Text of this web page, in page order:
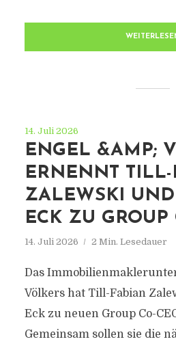
14. Juli 2026
ENGEL &AMP;
ERNENNT TILL-
ZALEWSKI UND
ECK ZU GROUP
14. Juli 2026 2 Min. Lesedauer
Das
Völkers hat Till-Fabian
Eck zu neuen Group Co-
Gemeinsam sollen sie die